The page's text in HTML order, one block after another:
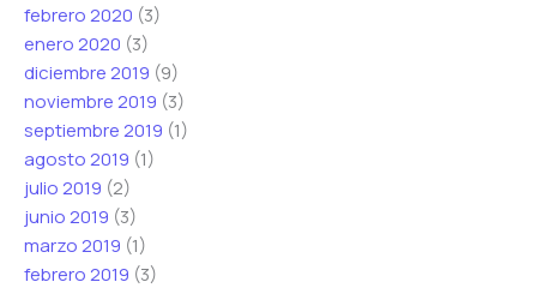
febrero 2020 (3)
enero 2020 (3)
diciembre 2019 (9)
noviembre 2019 (3)
septiembre 2019 (1)
agosto 2019 (1)
julio 2019 (2)
junio 2019 (3)
marzo 2019 (1)
febrero 2019 (3)